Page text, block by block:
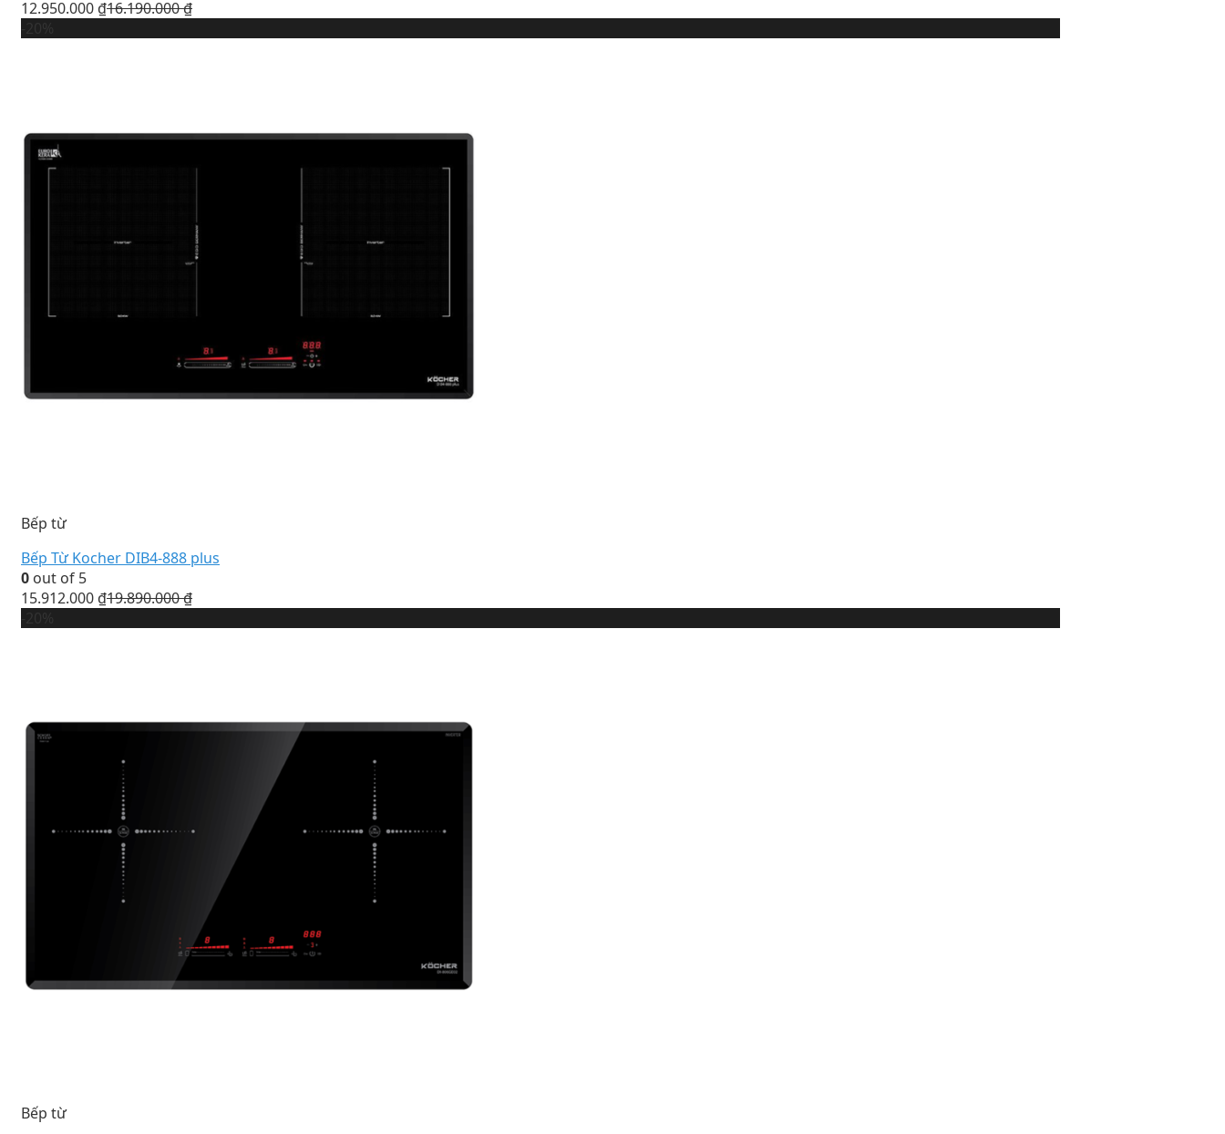
12.950.000 ₫16.190.000₫
Bếp từ
Bếp Từ Kocher DIB4-888 plus
0 out of 5
15.912.000 ₫19.890.000₫
Bếp từ